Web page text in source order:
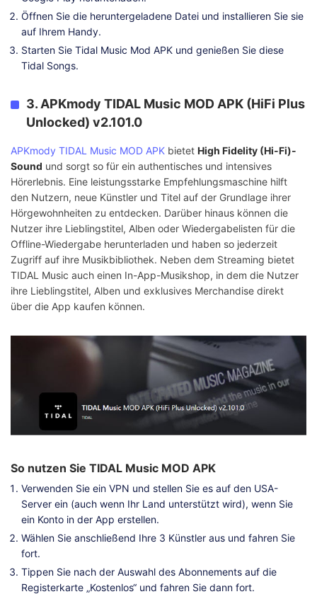
Öffnen Sie die heruntergeladene Datei und installieren Sie sie
auf Ihrem Handy.
Starten Sie Tidal Music Mod APK und genießen Sie diese
Tidal Songs.
3. APKmody TIDAL Music MOD APK (HiFi Plus
Unlocked) v2.101.0
APKmody TIDAL Music MOD APK bietet High Fidelity (Hi-Fi)-
Sound und sorgt so für ein authentisches und intensives
Hörerlebnis. Eine leistungsstarke Empfehlungsmaschine hilft
den Nutzern, neue Künstler und Titel auf der Grundlage ihrer
Hörgewohnheiten zu entdecken. Darüber hinaus können die
Nutzer ihre Lieblingstitel, Alben oder Wiedergabelisten für die
Offline-Wiedergabe herunterladen und haben so jederzeit
Zugriff auf ihre Musikbibliothek. Neben dem Streaming bietet
TIDAL Music auch einen In-App-Musikshop, in dem die Nutzer
ihre Lieblingstitel, Alben und exklusives Merchandise direkt
über die App kaufen können.
So nutzen Sie TIDAL Music MOD APK
Verwenden Sie ein VPN und stellen Sie es auf den USA-
Server ein (auch wenn Ihr Land unterstützt wird), wenn Sie
ein Konto in der App erstellen.
Wählen Sie anschließend Ihre 3 Künstler aus und fahren Sie
fort.
Tippen Sie nach der Auswahl des Abonnements auf die
Registerkarte „Kostenlos“ und fahren Sie dann fort.